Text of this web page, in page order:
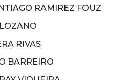
RAMIREZ FOUZ
RIVAS
BARREIRO